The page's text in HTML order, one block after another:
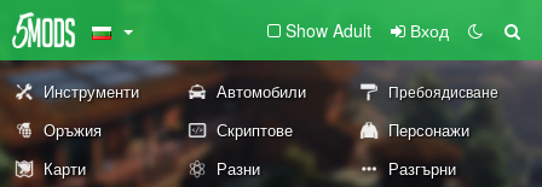
Show Adult Вход
Инструменти Автомобили Пребоядисване
Оръжия Скриптове
Персонажи
Карти
Разни Разгърни